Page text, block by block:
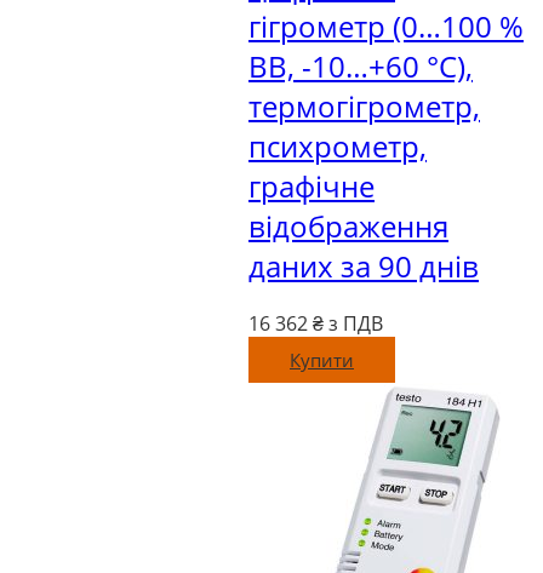
гігрометр (0…100 %
ВВ, -10…+60 °C),
термогігрометр,
психрометр,
графічне
відображення
даних за 90 днів
16 362₴ з ПДВ
Купити